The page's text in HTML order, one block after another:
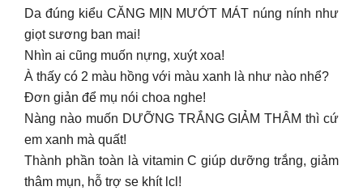
Da đúng kiểu CĂNG MỊN MƯỚT MÁT núng nính như
giọt sương ban mai!
Nhìn ai cũng muốn nựng, xuýt xoa!
À thấy có 2 màu hồng với màu xanh là như nào nhể?
Đơn giản để mụ nói choa nghe!
Nàng nào muốn DƯỠNG TRẮNG GIẢM THÂM thì cứ
em xanh mà quất!
Thành phần toàn là vitamin C giúp dưỡng trắng, giảm
thâm mụn, hỗ trợ se khít lcl!